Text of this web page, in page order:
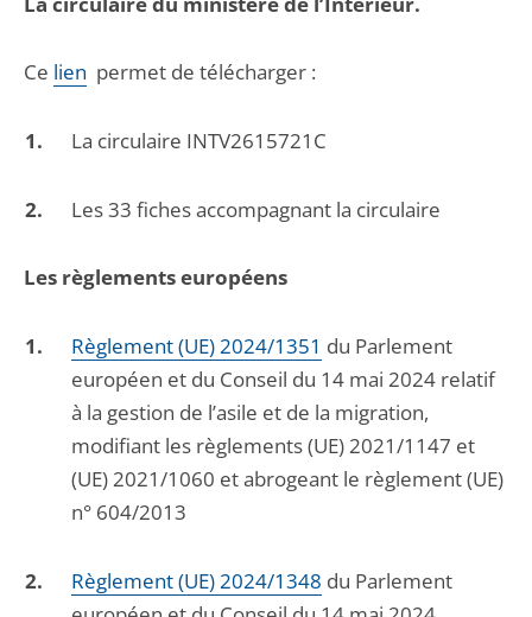
Ce lien permet de télécharger :
La circulaire INTV2615721C
Les 33 fiches accompagnant la circulaire
Les règlements européens
Règlement (UE) 2024/1351 du Parlement
européen et du Conseil du 14 mai 2024 relatif
à la gestion de l’asile et de la migration,
modifiant les règlements (UE) 2021/1147 et
(UE) 2021/1060 et abrogeant le règlement (UE)
n° 604/2013
Règlement (UE) 2024/1348 du Parlement